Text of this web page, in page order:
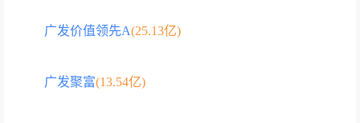
广发价值领先A(25.13亿)
广发聚富(13.54亿)